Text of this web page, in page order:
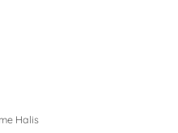
Halis